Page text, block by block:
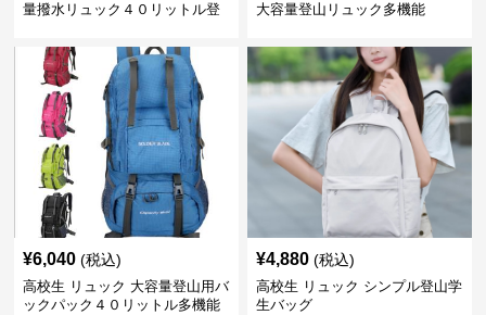
量撥水リュック４０リットル登
大容量登山リュック多機能
¥6,040 (税込)
高校生 リュック 大容量登山用バ
ックパック４０リットル多機能
¥4,880 (税込)
高校生 リュック シンプル登山学
生バッグ